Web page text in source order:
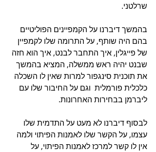
שרלטני.
בהמשך דיברנו על הקמפיינים הפוליטיים
בהם היה שותף, על התרומה שלו לקמפיין
של פייגלין, איך התחבר לבנט, איך הוא חזה
שבנט יהיה ראש ממשלה, המציא בהמשך
את תוכנית סינגפור למרות שאין לו השכלה
כלכלית פורמלית  וגם על החיבור שלו עם
ליברמן בבחירות האחרונות.
לבסוף דיברנו לא מעט על התדמית שלו
עצמו, על הקשר שלו לאמנות הפיתוי ולמה
אין לו קשר למרכז לאמנות הפיתוי, על